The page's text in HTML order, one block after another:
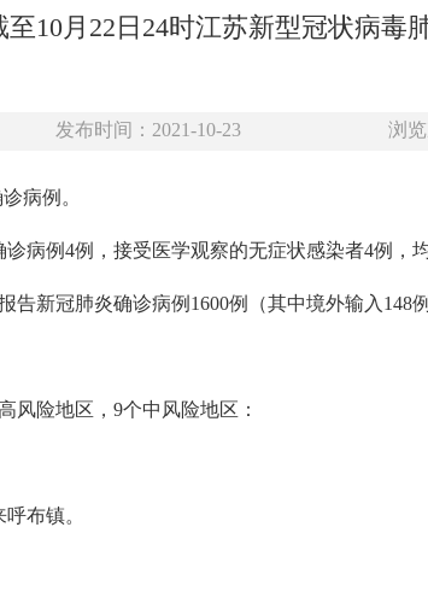
至10月22日24时江苏新型冠状病毒
发布时间：2021-10-23 浏览
病例。
病例4例，接受医学观察的无症状感染者4例，
告新冠肺炎确诊病例1600例（其中境外输入148例
风险地区，9个中风险地区：
布镇。